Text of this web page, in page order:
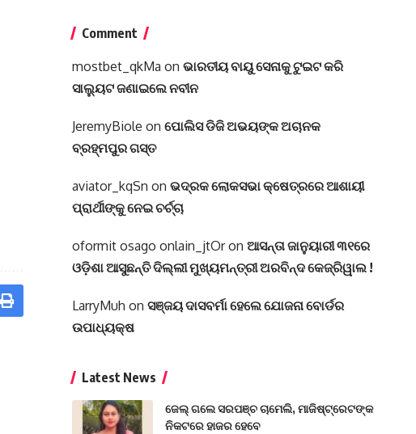
Comment
mostbet_qkMa on ଭାରତୀୟ ବାୟୁ ସେନାକୁ ଟୁଇଟ କରି
ସାଲ୍ୟୁଟ ଜଣାଇଲେ ନବୀନ
JeremyBiole on ପୋଲିସ ଡିଜି ଅଭୟଙ୍କ ଅଚାନକ
ବ୍ରହ୍ମପୁର ଗସ୍ତ
aviator_kqSn on ଭଦ୍ରକ ଲୋକସଭା କ୍ଷେତ୍ରରେ ଆଶାୟୀ
ପ୍ରାର୍ଥୀଙ୍କୁ ନେଇ ଚର୍ଚ୍ଚା
oformit osago onlain_jtOron ଆସନ୍ତା ଜାନୁୟାରୀ ୩୧ରେ
ଓଡ଼ିଶା ଆସୁଛନ୍ତି ଦିଲ୍ଲୀ ମୁଖ୍ୟମନ୍ତ୍ରୀ ଅରବିନ୍ଦ କେଜ୍ରିୱାଲ !
LarryMuh on ସଞ୍ଜୟ ଦାସବର୍ମା ହେଲେ ଯୋଜନା ବୋର୍ଡର
ଉପାଧ୍ୟକ୍ଷ
Latest News
ଜେଲ୍ ଗଲେ ସରପଞ୍ଚ ଚାମେଲି, ମାଜିଷ୍ଟ୍ରେଟଙ୍କ
ନିକଟରେ ହାଜର ହେବେ